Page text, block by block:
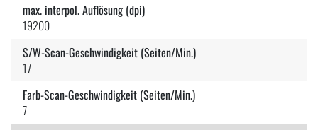
max. interpol. Auflösung (dpi)
19200
S/W-Scan-Geschwindigkeit (Seiten/Min.)
17
Farb-Scan-Geschwindigkeit (Seiten/Min.)
7